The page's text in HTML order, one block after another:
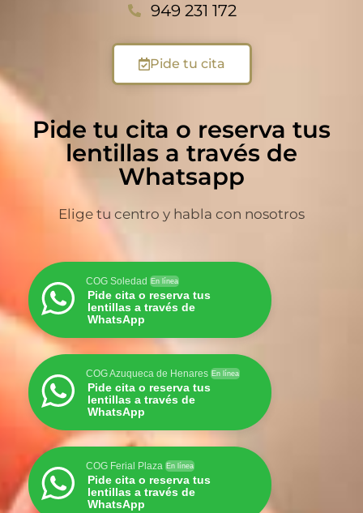
949 231 172
Pide tu cita
Pide tu cita o reserva tus
lentillas a través de
Whatsapp
Elige tu centro y habla con nosotros
COG Soledad En línea
Pide cita o reserva tus
lentillas a través de
WhatsApp
COG Azuqueca de Henares En línea
Pide cita o reserva tus
lentillas a través de
WhatsApp
COG Ferial Plaza En línea
Pide cita o reserva tus
lentillas a través de
WhatsApp